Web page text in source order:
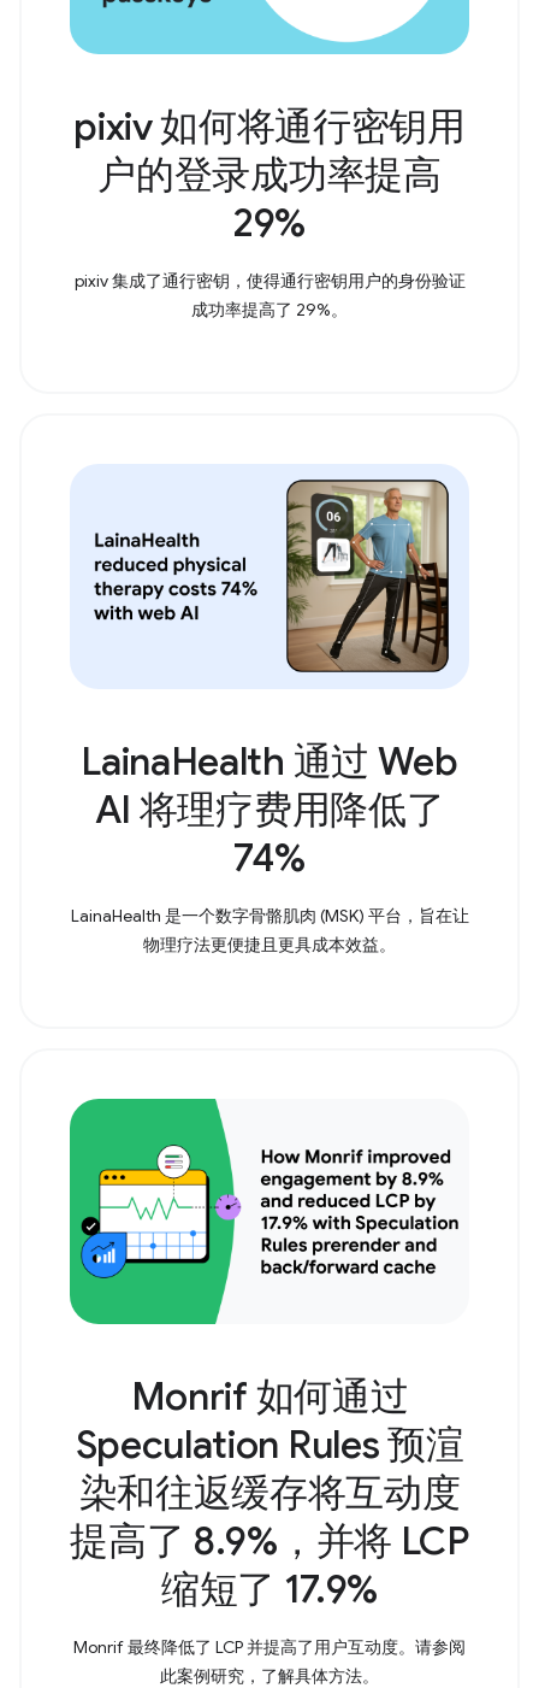
pixiv 如何将通行密钥用
户的登录成功率提高
29%
pixiv 集成了通行密钥，使得通行密钥用户的身份验证
成功率提高了 29%。
LainaHealth 通过 Web
AI 将理疗费用降低了
74%
LainaHealth 是一个数字骨骼肌肉 (MSK) 平台，旨在让
物理疗法更便捷且更具成本效益。
Monrif 如何通过
Speculation Rules 预渲
染和往返缓存将互动度
提高了 8.9%，并将 LCP
缩短了 17.9%
Monrif 最终降低了 LCP 并提高了用户互动度。请参阅
此案例研究，了解具体方法。